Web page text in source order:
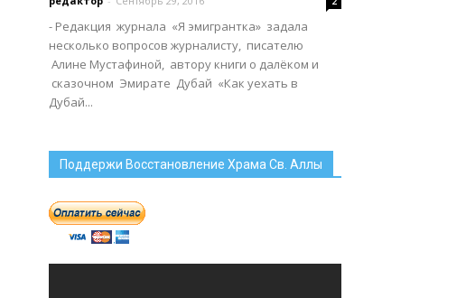
- Редакция журнала «Я эмигрантка» задала
несколько вопросов журналисту, писателю
Алине Мустафиной, автору книги о далёком и
сказочном Эмирате Дубай «Как уехать в
Дубай...
Поддержи Восстановление Храма Св. Аллы